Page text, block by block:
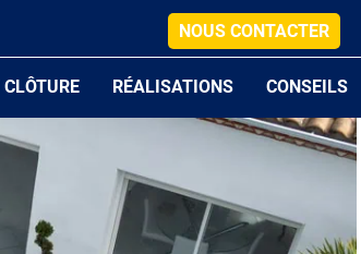
NOUS CONTACTER
RÉALISATIONS CONSEILS